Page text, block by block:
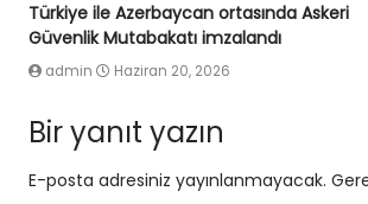
Türkiye ile Azerbaycan ortasında Askeri
Güvenlik Mutabakatı imzalandı
admin Haziran 20, 2026
Bir yanıt yazın
E-posta adresiniz yayınlanmayacak.